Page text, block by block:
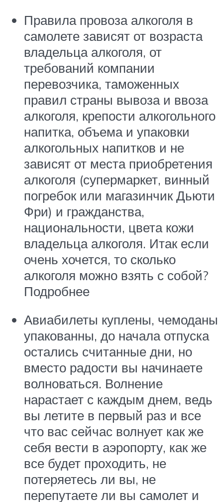
Правила провоза алкоголя в
самолете зависят от возраста
владельца алкоголя, от
требований компании
перевозчика, таможенных
правил страны вывоза и ввоза
алкоголя, крепости алкогольного
напитка, объема и упаковки
алкогольных напитков и не
зависят от места приобретения
алкоголя (супермаркет, винный
погребок или магазинчик Дьюти
Фри) и гражданства,
национальности, цвета кожи
владельца алкоголя. Итак если
очень хочется, то сколько
алкоголя можно взять с собой?
Подробнее
Авиабилеты куплены, чемоданы
упакованны, до начала отпуска
остались считанные дни, но
вместо радости вы начинаете
волноваться. Волнение
нарастает с каждым днем, ведь
вы летите в первый раз и все
что вас сейчас волнует как же
себя вести в аэропорту, как же
все будет проходить, не
потеряетесь ли вы, не
перепутаете ли вы самолет и